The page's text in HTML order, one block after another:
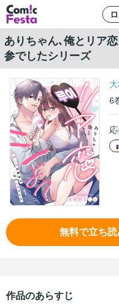
ありちゃん､俺とリア
参でしたシリーズ
6
無料で立ち読
作品のあらすじ